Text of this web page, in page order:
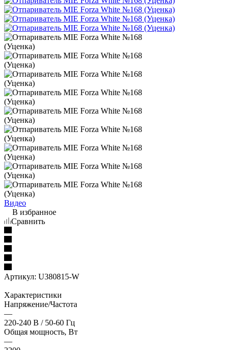
Видео
В избранное
Сравнить
Артикул: U380815-W
Характеристики
Напряжение/Частота
—
220-240 В / 50-60 Гц
Общая мощность, Вт
—